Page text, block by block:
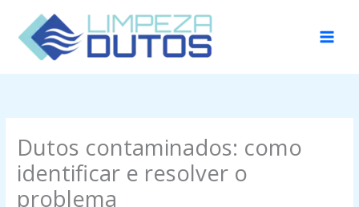
para
Dutos contaminados: como
identificar e resolver o
problema